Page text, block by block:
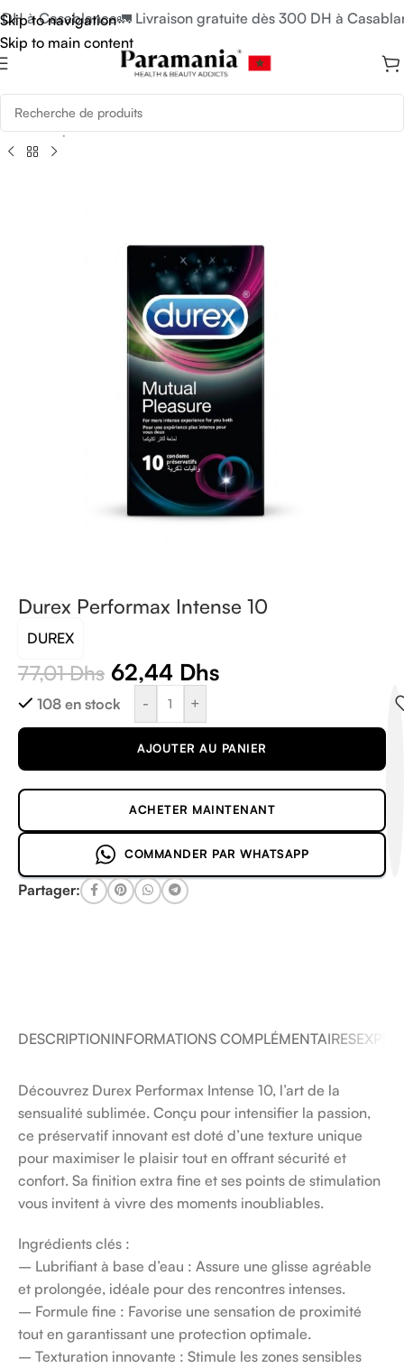
Skip to navigation
Skip to main content
à Casablanca🚛 Livraison gratuite dès 300 DH à
/Soins pour Hommes/Préservatifs & Lubrifiants/Préservatifs
Durex Performax Intense 10
DUREX
77,01Dhs 62,44 Dhs
108 en stock - +
AJOUTER AU PANIER
ACHETER MAINTENANT
COMMANDER PAR WHATSAPP
Partager:
DESCRIPTIONINFORMATIONS COMPLÉMENTAIRES
Découvrez Durex Performax Intense 10, l’art de la
sensualité sublimée. Conçu pour intensifier la passion,
ce préservatif innovant est doté d’une texture unique
pour maximiser le plaisir tout en offrant sécurité et
confort. Sa finition extra fine et ses points de stimulation
vous invitent à vivre des moments inoubliables.
Ingrédients clés :
– Lubrifiant à base d’eau : Assure une glisse agréable
et prolongée, idéale pour des rencontres intenses.
– Formule fine : Favorise une sensation de proximité
tout en garantissant une protection optimale.
– Texturation innovante : Stimule les zones sensibles